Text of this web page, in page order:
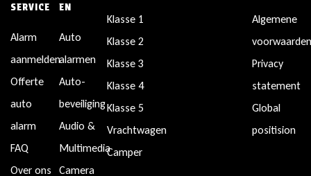
SERVICE
Alarm
aanmelden
Offerte
auto
alarm
FAQ
Over ons
EN
Auto
alarmen
Auto-
beveiliging
Audio &
Multimedia
Camera
Klasse 1
Klasse 2
Klasse 3
Klasse 4
Klasse 5
Vrachtwagen
Camper
Algemene
Privacy
statement
Global
positision